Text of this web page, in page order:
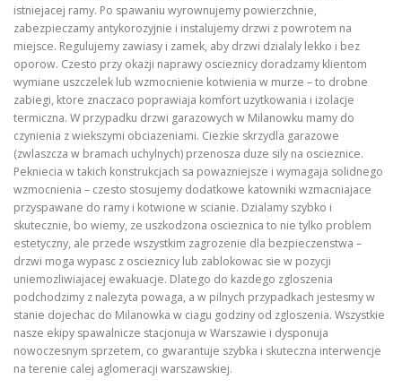
istniejacej ramy. Po spawaniu wyrownujemy powierzchnie,
zabezpieczamy antykorozyjnie i instalujemy drzwi z powrotem na
miejsce. Regulujemy zawiasy i zamek, aby drzwi dzialaly lekko i bez
oporow. Czesto przy okazji naprawy oscieznicy doradzamy klientom
wymiane uszczelek lub wzmocnienie kotwienia w murze – to drobne
zabiegi, ktore znaczaco poprawiaja komfort uzytkowania i izolacje
termiczna. W przypadku drzwi garazowych w Milanowku mamy do
czynienia z wiekszymi obciazeniami. Ciezkie skrzydla garazowe
(zwlaszcza w bramach uchylnych) przenosza duze sily na oscieznice.
Pekniecia w takich konstrukcjach sa powazniejsze i wymagaja solidnego
wzmocnienia – czesto stosujemy dodatkowe katowniki wzmacniajace
przyspawane do ramy i kotwione w scianie. Dzialamy szybko i
skutecznie, bo wiemy, ze uszkodzona oscieznica to nie tylko problem
estetyczny, ale przede wszystkim zagrozenie dla bezpieczenstwa –
drzwi moga wypasc z oscieznicy lub zablokowac sie w pozycji
uniemozliwiajacej ewakuacje. Dlatego do kazdego zgloszenia
podchodzimy z nalezyta powaga, a w pilnych przypadkach jestesmy w
stanie dojechac do Milanowka w ciagu godziny od zgloszenia. Wszystkie
nasze ekipy spawalnicze stacjonuja w Warszawie i dysponuja
nowoczesnym sprzetem, co gwarantuje szybka i skuteczna interwencje
na terenie calej aglomeracji warszawskiej.